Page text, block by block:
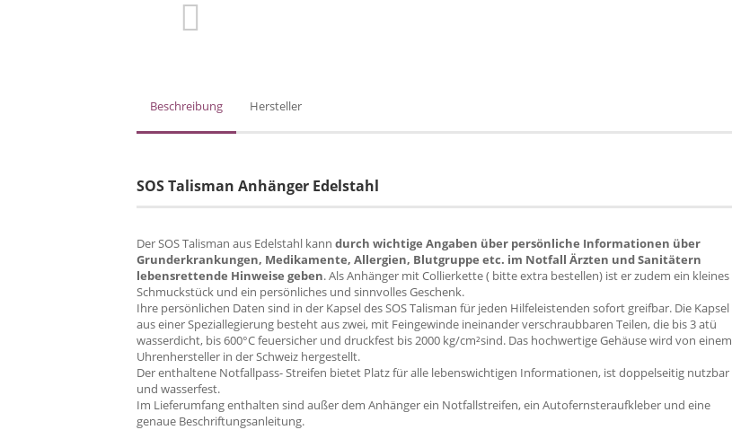
Beschreibung Hersteller
SOS Talisman Anhänger Edelstahl
Der SOS Talisman aus Edelstahl kann durch wichtige Angaben über persönliche Informationen über
Grunderkrankungen, Medikamente, Allergien, Blutgruppe etc. im Notfall Ärzten und Sanitätern
lebensrettende Hinweise geben. Als Anhänger mit Collierkette ( bitte extra bestellen) ist er zudem ein kleines
Schmuckstück und ein persönliches und sinnvolles Geschenk.
Ihre persönlichen Daten sind in der Kapsel des SOS Talisman für jeden Hilfeleistenden sofort greifbar. Die Kapsel
aus einer Speziallegierung besteht aus zwei, mit Feingewinde ineinander verschraubbaren Teilen, die bis 3 atü
wasserdicht, bis 600°C feuersicher und druckfest bis 2000 kg/cm²sind. Das hochwertige Gehäuse wird von einem
Uhrenhersteller in der Schweiz hergestellt.
Der enthaltene Notfallpass- Streifen bietet Platz für alle lebenswichtigen Informationen, ist doppelseitig nutzbar
und wasserfest.
Im Lieferumfang enthalten sind außer dem Anhänger ein Notfallstreifen, ein Autofernsteraufkleber und eine
genaue Beschriftungsanleitung.